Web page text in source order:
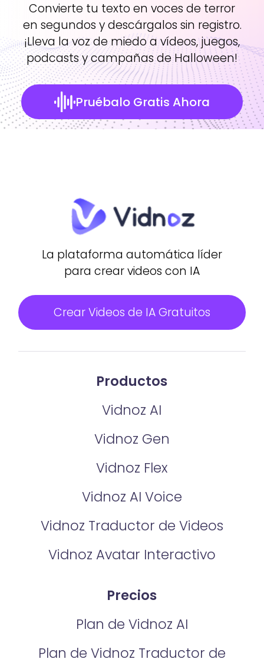
Convierte tu texto en voces de terror
en segundos y descárgalos sin registro.
¡Lleva la voz de miedo a vídeos, juegos,
podcasts y campañas de Halloween!
Pruébalo Gratis Ahora
La plataforma automática líder
para crear videos con IA
Crear Videos de IA Gratuitos
Productos
Vidnoz AI
Vidnoz Gen
Vidnoz Flex
Vidnoz AI Voice
Vidnoz Traductor de Videos
Vidnoz Avatar Interactivo
Precios
Plan de Vidnoz AI
Plan de Vidnoz Traductor de